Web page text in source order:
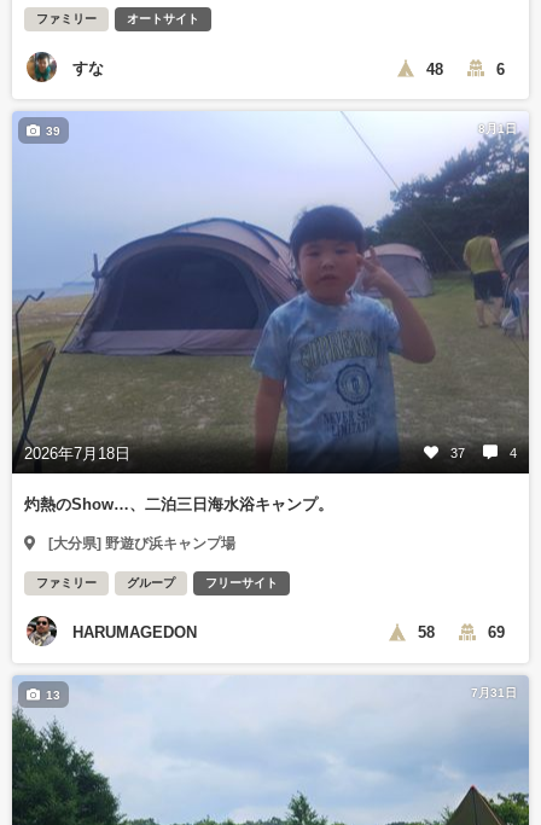
ファミリー オートサイト
すな 48 6
8月1日
2026年7月18日 37 4
39
灼熱のShow…、二泊三日海水浴キャンプ。
[大分県] 野遊び浜キャンプ場
ファミリー グループ フリーサイト
HARUMAGEDON 58 69
7月31日
13